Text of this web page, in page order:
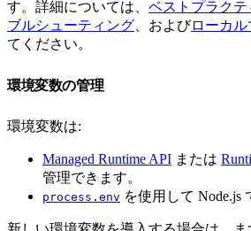
す。詳細については、 ベストプラクテ
ブルシューティング 、およびローカル
てください。
環境変数の管理
環境変数は:
Managed Runtime API または
管理できます。
process.env を使用して Node.js